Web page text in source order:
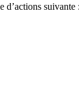
d’actions